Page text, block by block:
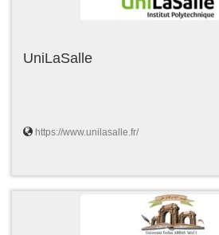
UniLaSalle
https://www.unilasalle.fr/